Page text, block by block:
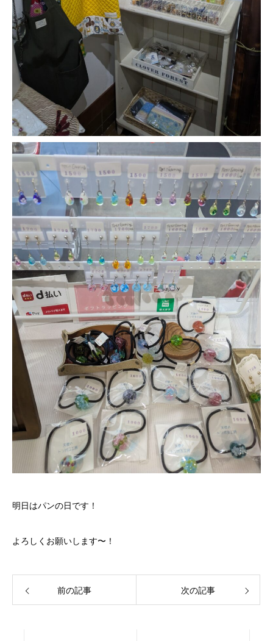
明日はパンの日です！
よろしくお願いします〜！
前の記事 次の記事